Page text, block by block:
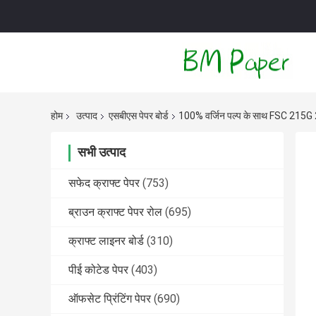
होम उत्पाद एसबीएस पेपर बोर्ड 100% वर्जिन पल्प के साथ FSC 215G
सभी उत्पाद
सफेद क्राफ्ट पेपर (753)
ब्राउन क्राफ्ट पेपर रोल (695)
क्राफ्ट लाइनर बोर्ड (310)
पीई कोटेड पेपर (403)
ऑफसेट प्रिंटिंग पेपर (690)